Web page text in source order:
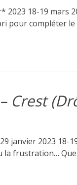
2023 18-19
pour compléter
Crest
janvier 2023 18-
la frustration…